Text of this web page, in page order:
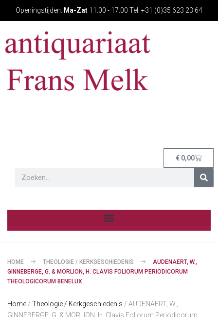
Openingstijden: Ma-Zat 11:00 - 17:00 Tel: +31 (0)35 623 23 64
€ 0,00
HOME THEOLOGIE / KERKGESCHIEDENIS
AUDENAERT, W.,
GINNEBERGE, G. & MORLION, H. CLAVIS FOLIORUM PERIODICORUM
THEOLOGICORUM BENELUX
Home / Theologie / Kerkgeschiedenis / AUDENAERT, W.,
GINNEBERGE, G. & MORLION, H. Clavis Foliorum Periodicorum